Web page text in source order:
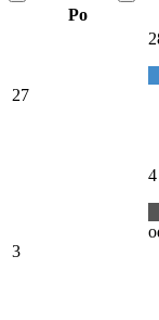
Po
27
3
4